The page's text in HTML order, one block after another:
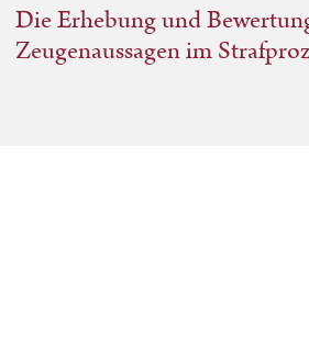
Die Erhebung und
Zeugenaussagen im